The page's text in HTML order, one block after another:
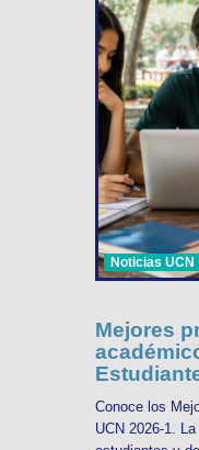
Noticias UCN
Mejores
Conoce los
UCN 2026-1.